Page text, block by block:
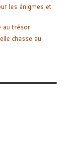
les énigmes et
au trésor
chasse au